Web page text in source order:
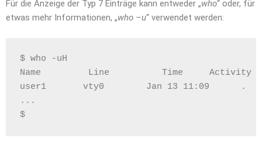
Für die Anzeige der Typ 7 Einträge kann entweder „who“ oder, für
etwas mehr Informationen, „who –u“ verwendet werden:
$ who -uH
Name         Line          Time     Activity
user1       vty0        Jan 13
...
$